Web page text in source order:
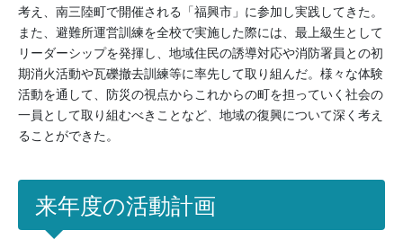
考え、南三陸町で開催される「福興市」に参加し実践してきた。
また、避難所運営訓練を全校で実施した際には、最上級生として
リーダーシップを発揮し、地域住民の誘導対応や消防署員との初
期消火活動や瓦礫撤去訓練等に率先して取り組んだ。様々な体験
活動を通して、防災の視点からこれからの町を担っていく社会の
一員として取り組むべきことなど、地域の復興について深く考え
ることができた。
来年度の活動計画